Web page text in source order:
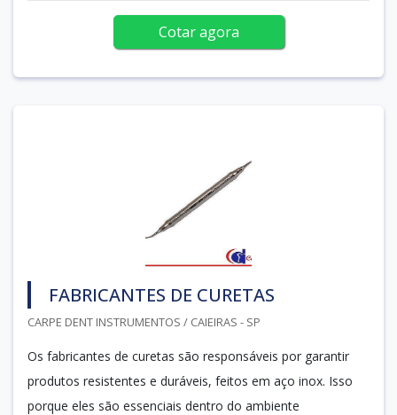
Cotar agora
FABRICANTES DE CURETAS
CARPE DENT INSTRUMENTOS / CAIEIRAS - SP
Os fabricantes de curetas são responsáveis por garantir
produtos resistentes e duráveis, feitos em aço inox. Isso
porque eles são essenciais dentro do ambiente